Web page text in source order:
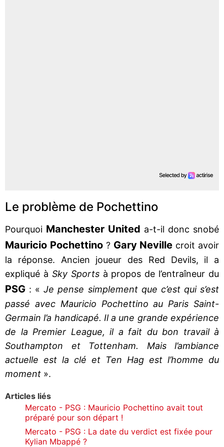
Le problème de Pochettino
Pourquoi Manchester United a-t-il donc snobé
Mauricio Pochettino? Gary Neville croit avoir
la réponse. Ancien joueur des Red Devils, il a
expliqué à Sky Sportsà propos de l’entraîneur du
PSG : «Je pense simplement que c’est qui s’est
passé avec Mauricio Pochettino au Paris Saint-
Germain l’a handicapé. Il a une grande expérience
de la Premier League, il a fait du bon travail à
Southampton et Tottenham. Mais l’ambiance
actuelle est la clé et Ten Hag est l’homme du
moment ».
Articles liés
Mercato - PSG : Mauricio Pochettino avait tout
préparé pour son départ !
Mercato - PSG : La date du verdict est fixée pour
Kylian Mbappé ?